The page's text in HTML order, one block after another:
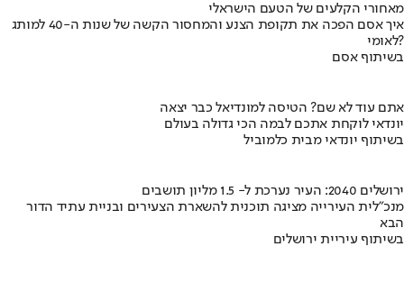
מאחורי הקלעים של הטעם הישראלי
איך אסם הפכה את תקופת הצנע והמחסור הקשה של שנות ה-40 למותג
לאומי?
בשיתוף אסם
אתם עוד לא שם? הטיסה למונדיאל כבר יצאה
יונדאי לוקחת אתכם לבמה הכי גדולה בעולם
בשיתוף יונדאי מבית כלמוביל
ירושלים 2040: העיר נערכת ל- 1.5 מליון תושבים
מנכ"לית העירייה מציגה תוכנית להשארת הצעירים ובניית עתיד הדור
הבא
בשיתוף עיריית ירושלים